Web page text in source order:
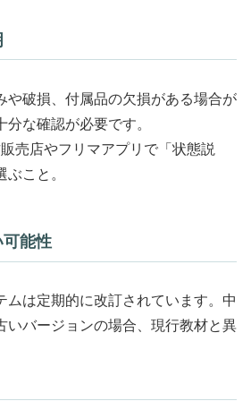
や破損、付属品の欠損がある場合が
な確認が必要です。
売店やフリマアプリで「状態説
こと。
能性
ムは定期的に改訂されています。中
いバージョンの場合、現行教材と異